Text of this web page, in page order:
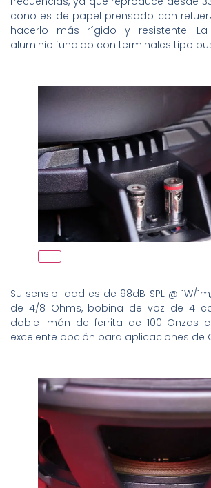
cono es de papel prensado con
hacerlo más rígido y resistente.
aluminio fundido con terminales tipo
Su sensibilidad es de 98dB SPL @ 1W/
de 4/8 Ohms, bobina de voz de 4
doble imán de ferrita de 100 Onzas
excelente opción para aplicaciones de